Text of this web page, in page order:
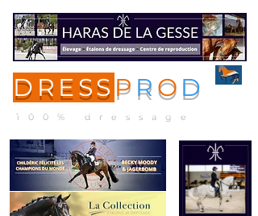
DRESS P R O D
100% dressage